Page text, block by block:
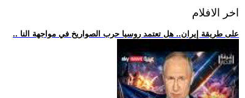
اخر الافلام
.. على طريقة إيران.. هل تعتمد روسيا حرب الصواريخ في مواجهة النا